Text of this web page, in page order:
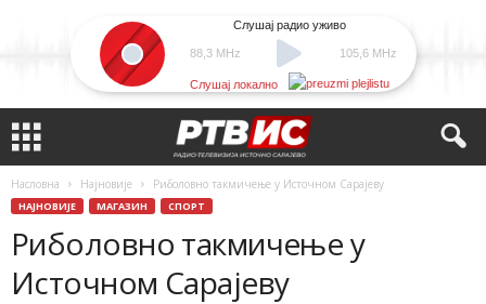
88,3 MHz
Слушај радио уживо
105,6 MHz
Слушај локално
Насловна Најновије Риболовно такмичење у Источном Сарајеву
НАЈНОВИЈЕ МАГАЗИН СПОРТ
Риболовно такмичење у
Источном Сарајеву